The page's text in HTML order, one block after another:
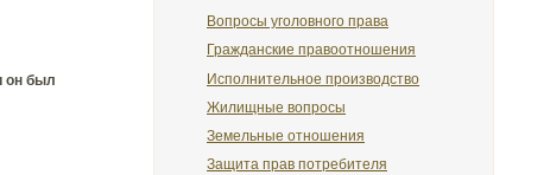
он был
Вопросы уголовного права
Гражданские правоотношения
Исполнительное производство
Жилищные вопросы
Земельные отношения
Защита прав потребителя